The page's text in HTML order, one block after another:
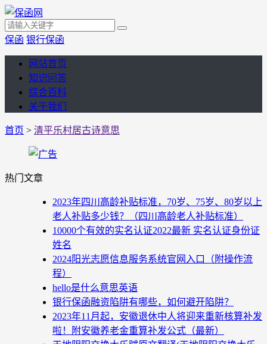
保函 银行保函
网站首页
知识问答
综合百科
关于我们
首页 > 清平乐村居古诗意思
热门文章
2023年四川高龄补贴标准，70岁、75岁、80岁以上
老人补贴多少钱？（四川高龄老人补贴标准）
10000个有效的实名认证2022最新 实名认证身份证
姓名
2024阳光志愿信息服务系统官网入口（附操作流
程）
hello是什么意思英语
银行保函融资陷阱有哪些，如何避开陷阱？
2023年11月起，安徽退休中人将迎来重新核算补发
啦！附安徽养老金重算补发公式（最新）